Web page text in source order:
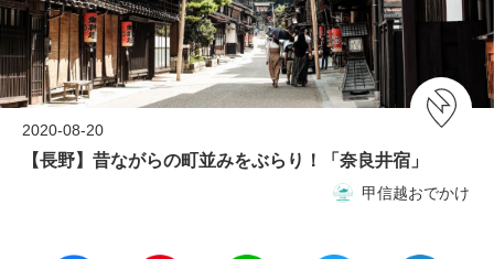
2020-08-20
【長野】昔ながらの町並みをぶらり！「奈良井宿」
甲信越おでかけ